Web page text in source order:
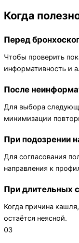
Когда
Перед
Чтобы проверить
информативность и
После
Для выбора
минимизации
При подозрении
Для согласования
направления к
При длительных
Когда причина
остаётся неясной.
03